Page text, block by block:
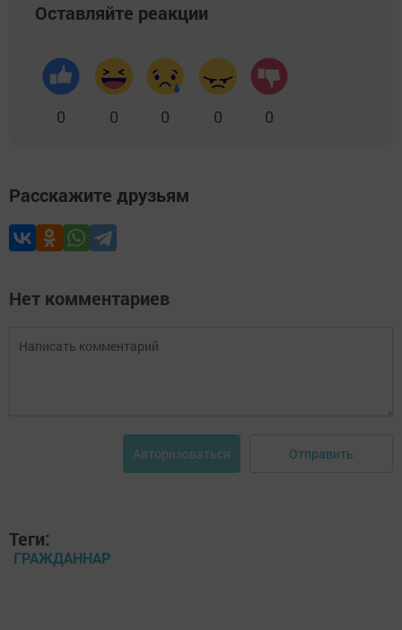
Оставляйте реакции
0 0 0 0 0
Расскажите друзьям
Нет комментариев
Авторизоваться Отправить
Теги:
ГРАЖДАННАР